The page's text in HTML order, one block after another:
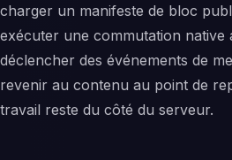
charger un manifeste de bloc
exécuter une commutation native
déclencher des événements de
revenir au contenu au point de
travail reste du côté du serveur.